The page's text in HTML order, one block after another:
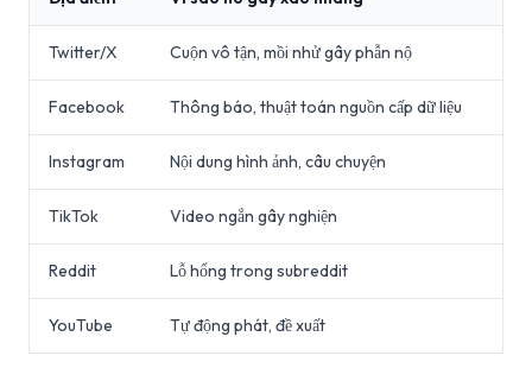
Twitter/X Cuộn vô tận, mồi nhử gây phẫn nộ
Facebook Thông báo, thuật toán nguồn cấp dữ liệu
Instagram Nội dung hình ảnh, câu chuyện
TikTok Video ngắn gây nghiện
Reddit Lỗ hổng trong subreddit
YouTube Tự động phát, đề xuất